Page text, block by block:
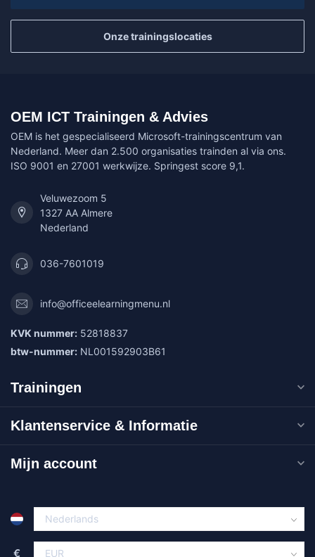
Onze trainingslocaties
OEM ICT Trainingen & Advies
OEM is het gespecialiseerd Microsoft-trainingscentrum van
Nederland. Meer dan 2.500 organisaties trainden al via ons.
ISO 9001 en 27001 werkwijze. Springest score 9,1.
Veluwezoom 5
1327 AA Almere
Nederland
036-7601019
info@officeelearningmenu.nl
KVK nummer: 52818837
btw-nummer: NL001592903B61
Trainingen
Klantenservice & Informatie
Mijn account
€